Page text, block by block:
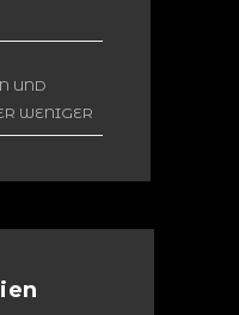
UND
WENIGER